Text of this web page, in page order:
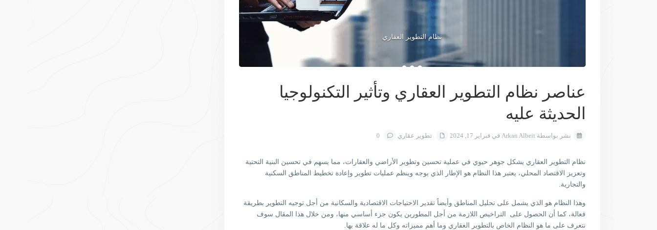
نظام التطوير العقاري
عناصر نظام التطوير العقاري وتأثير التكنولوجيا
الحديثة عليه
نشر بواسطة Arkan Albeit في فبراير 17, 2024 تطوير عقاري
نظام التطوير العقاري يشكل جوهر حيوي في عملية تحسين وتطوير الأراضي والعقارات، مما يسهم في تحسين البنية التحتية
وتعزيز الاقتصاد المحلي، يعتبر هذا النظام هو الإطار الذي يوجه وينظم عمليات تطوير وإعادة تخطيط المناطق السكنية
والتجارية.
وهذا النظام هو الذي يشمل على تحليل المناطق وأيضاً تقدير الاحتياجات الاقتصادية والسكانية من أجل توجيه التطوير بطريقة
فعالة، كما أن الحصول على التراخيص اللازمة من أجل المطورين يكون جزء أساسي منها، ومن خلال هذا المقال سوف
نتعرف على ما هو النظام الخاص بالتطوير العقاري وما أهم مميزاته وكل ما له علاقة بها.